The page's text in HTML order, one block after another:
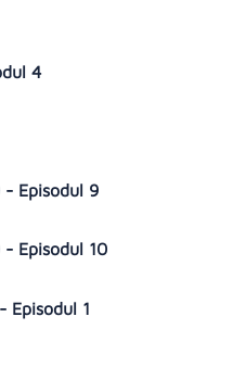
4
Episodul 9
Episodul 10
Episodul 1